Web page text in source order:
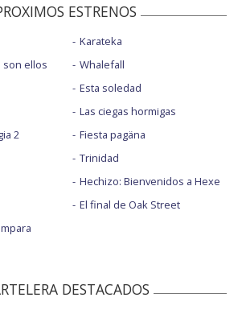
ESTRENOS
son ellos
2
Karateka
Whalefall
Esta soledad
Las ciegas hormigas
Fiesta pagäna
Trinidad
Hechizo: Bienvenidos a Hexe
El final de Oak Street
DESTACADOS